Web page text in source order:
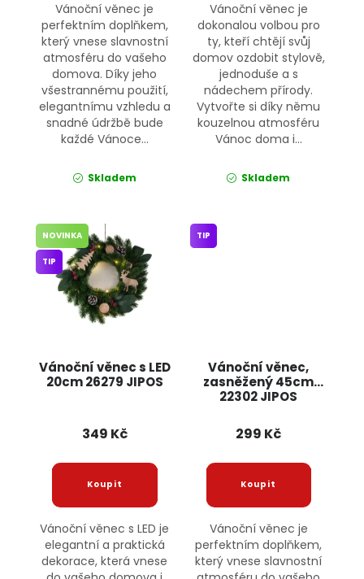
Vánoční věnec je
perfektním doplňkem,
který vnese slavnostní
atmosféru do vašeho
domova. Díky jeho
všestrannému použití,
elegantnímu vzhledu a
snadné údržbě bude
každé Vánoce...
Skladem
Vánoční věnec je
dokonalou volbou pro
ty, kteří chtějí svůj
domov ozdobit stylově,
jednoduše a s
nádechem přírody.
Vytvořte si díky němu
kouzelnou atmosféru
Vánoc doma i...
Skladem
Vánoční věnec s LED
20cm 26279 JIPOS
NOVINKA
TIP
349 Kč
Vánoční věnec s LED je
elegantní a praktická
dekorace, která vnese
Vánoční věnec,
zasněžený 45cm
22302 JIPOS
TIP
299 Kč
Vánoční věnec je
perfektním doplňkem,
který vnese slavnostní